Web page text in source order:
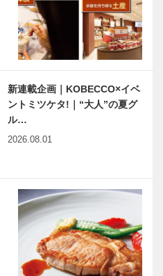
第一部 浜芦
屋の歴史
松林に抱かれ
たコートで
刊行記念の催
の近代と商家
の生活」を開
催
Kiss PRESS×KOBECCO
｜垂水（たるみ）駅周辺ぶ
新連載企画｜KOBECCO×イベ
ントミツケタ!｜“大人”の夏グ
ル…
2026.08.01